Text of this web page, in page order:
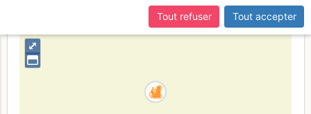
⤢
Tout refuser
Tout accepter